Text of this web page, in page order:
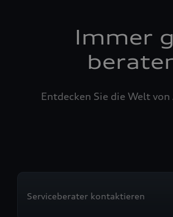
Immer
Entdecken Sie die Welt
Serviceberater kontaktieren